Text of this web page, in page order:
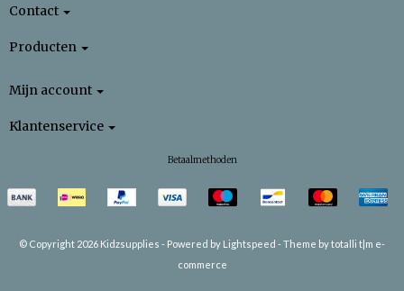
Contact
Producten
Mijn account
Klantenservice
Betaalmethoden
© Copyright 2026 Kidzsupplies - Powered by Lightspeed -Theme by totalli t|m e-
commerce